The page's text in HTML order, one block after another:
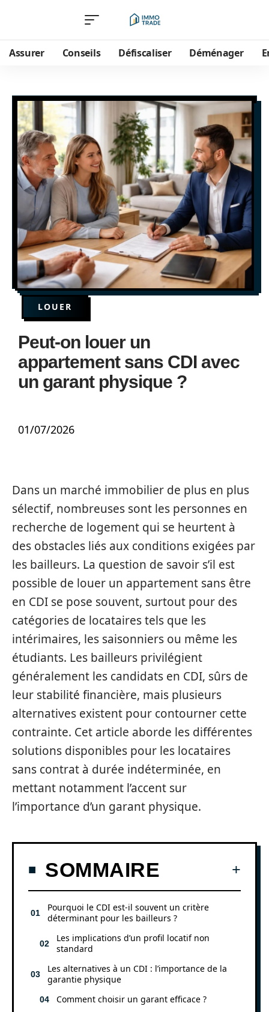
Assurer Conseils Défiscaliser Déménager
LOUER
Peut-on louer un
appartement sans CDI avec
un garant physique ?
01/07/2026
Dans un marché immobilier de plus en plus
sélectif, nombreuses sont les personnes en
recherche de logement qui se heurtent à
des obstacles liés aux conditions exigées par
les bailleurs. La question de savoir s’il est
possible de louer un appartement sans être
en CDI se pose souvent, surtout pour des
catégories de locataires tels que les
intérimaires, les saisonniers ou même les
étudiants. Les bailleurs privilégient
généralement les candidats en CDI, sûrs de
leur stabilité financière, mais plusieurs
alternatives existent pour contourner cette
contrainte. Cet article aborde les différentes
solutions disponibles pour les locataires
sans contrat à durée indéterminée, en
mettant notamment l’accent sur
l’importance d’un garant physique.
SOMMAIRE
Pourquoi le CDI est-il souvent un critère
déterminant pour les bailleurs ?
Les implications d’un profil locatif non
standard
Les alternatives à un CDI : l’importance de la
garantie physique
Comment choisir un garant efficace ?